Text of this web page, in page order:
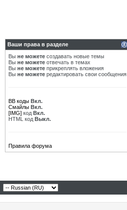
Ваши права в разделе
Вы не можете создавать новые темы
Вы не можете отвечать в темах
Вы не можете прикреплять вложения
Вы не можете редактировать свои сообщения
BB коды Вкл.
Смайлы Вкл.
[IMG] код Вкл.
HTML код Выкл.
Правила форума